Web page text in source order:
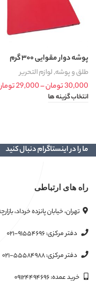
پوشه دوار مقوایی ۳۰۰ گرم
طلق و پوشه,لوازم التحریر
30,000تومان–
29,000
انتخاب گزینه ها
ما را در اینستاگرام دنبال کنید
راه های ارتباطی
تهران، خیابان پانزده خرداد، بازارچه
دفتر مرکزی:۰۲۱-۹۱۵۵۴۶۹۶
دفتر مرکزی:۰۲۱-۵۵۵۸۴۹۸۸
خرید عمده:۰۹۱۲۴۴۹۴۶۹۶